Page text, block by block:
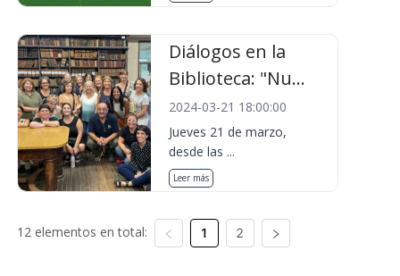
Diálogos en la
Biblioteca: "Nu...
2024-03-21 18:00:00
Jueves 21 de marzo,
desde las ...
Leer más
12 elementos en total: 1 2